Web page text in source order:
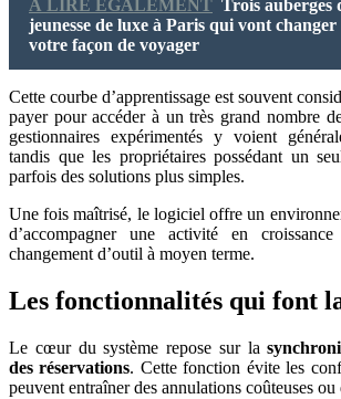
À LIRE ÉGALEMENT Trois auberges
jeunesse de luxe à Paris qui vont changer
votre façon de voyager
Cette courbe d’apprentissage est souvent
payer pour accéder à un très grand nombre
gestionnaires expérimentés y voient
tandis que les propriétaires possédant un
parfois des solutions plus simples.
Une fois maîtrisé, le logiciel offre un
d’accompagner une activité en
changement d’outil à moyen terme.
Les fonctionnalités qui font
Le cœur du système repose sur la
des réservations. Cette fonction évite les
peuvent entraîner des annulations coûteuses ou